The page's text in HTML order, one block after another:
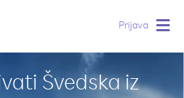
Prijava
Švedska iz